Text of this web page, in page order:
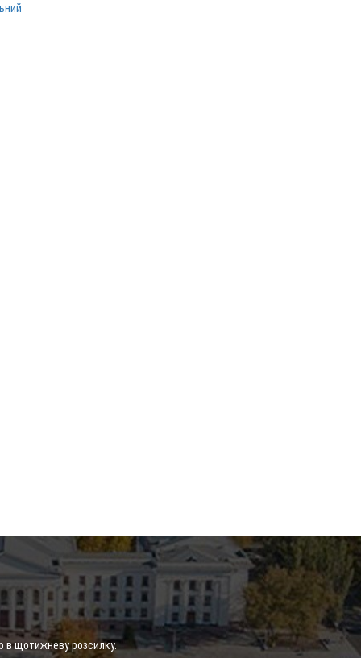
в щотижневу розсилку.